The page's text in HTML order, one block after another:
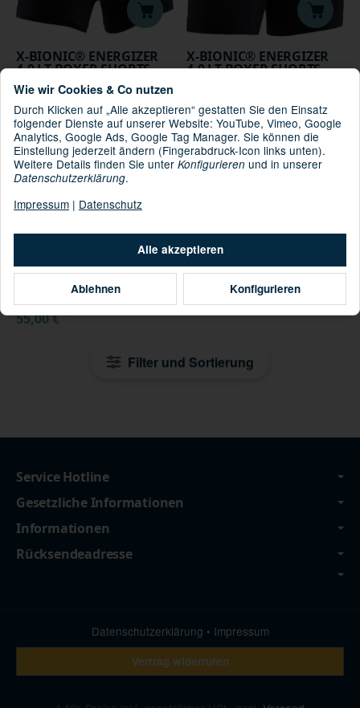
Filter und Sortierung
X-BIONIC® ENERGIZER
4.0 LT BOXER SHORTS
PADDED MEN OPAL
BLACK/ARCTIC WHITE
SIZE S
159,00 €*
X-BIONIC® ENERGIZER
4.0 LT BOXER SHORTS
SIZE XL
AUF LAGER
X-BIONIC® ENERGIZER
WMN OPAL
BLACK/ARCTIC WHITE L
55,00 €*
Service Hotline
Gesetzliche Informationen
Informationen
Rücksendeadresse
Datenschutzerklärung • Impressum
Vertrag widerrufen
Alle akzeptieren
Ablehnen Konfigurieren
Wie wir Cookies & Co nutzen
Durch Klicken auf „Alle akzeptieren“ gestatten Sie den Einsatz
folgender Dienste auf unserer Website: YouTube, Vimeo, Google
Analytics, Google Ads, Google Tag Manager. Sie können die
Einstellung jederzeit ändern (Fingerabdruck-Icon links unten).
Weitere Details finden Sie unter Konfigurieren und in unserer
Datenschutzerklärung.
Impressum | Datenschutz